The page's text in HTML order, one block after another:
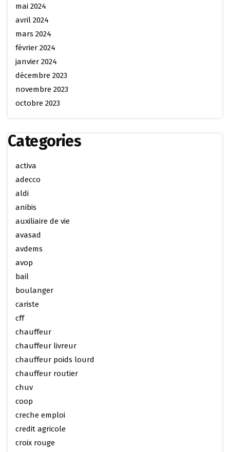
mai 2024
avril 2024
mars 2024
février 2024
janvier 2024
décembre 2023
novembre 2023
octobre 2023
Categories
activa
adecco
aldi
anibis
auxiliaire de vie
avasad
avdems
avop
bail
boulanger
cariste
cff
chauffeur
chauffeur livreur
chauffeur poids lourd
chauffeur routier
chuv
coop
creche emploi
credit agricole
croix rouge